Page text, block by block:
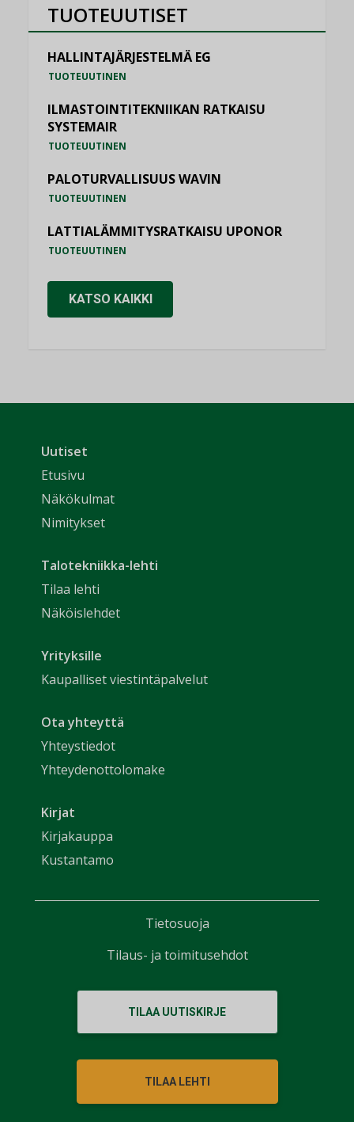
TUOTEUUTISET
HALLINTAJÄRJESTELMÄ EG
TUOTEUUTINEN
ILMASTOINTITEKNIIKAN RATKAISU
SYSTEMAIR
TUOTEUUTINEN
PALOTURVALLISUUS WAVIN
TUOTEUUTINEN
LATTIALÄMMITYSRATKAISU UPONOR
TUOTEUUTINEN
KATSO KAIKKI
Uutiset
Etusivu
Näkökulmat
Nimitykset
Talotekniikka-lehti
Tilaa lehti
Näköislehdet
Yrityksille
Kaupalliset viestintäpalvelut
Ota yhteyttä
Yhteystiedot
Yhteydenottolomake
Kirjat
Kirjakauppa
Kustantamo
TILAA UUTISKIRJE
TILAA LEHTI
Tietosuoja
Tilaus- ja toimitusehdot